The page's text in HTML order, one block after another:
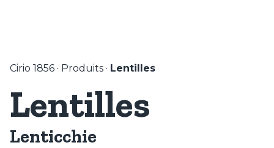
Cirio 1856 · Produits · Lentilles
Lentilles
Lenticchie